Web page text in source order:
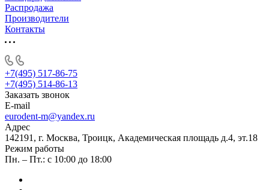
Распродажа
Производители
Контакты
+7(495) 517-86-75
+7(495) 514-86-13
Заказать звонок
E-mail
eurodent-m@yandex.ru
Адрес
142191, г. Москва, Троицк, Академическая площадь д.4, эт.18
Режим работы
Пн. – Пт.: с 10:00 до 18:00